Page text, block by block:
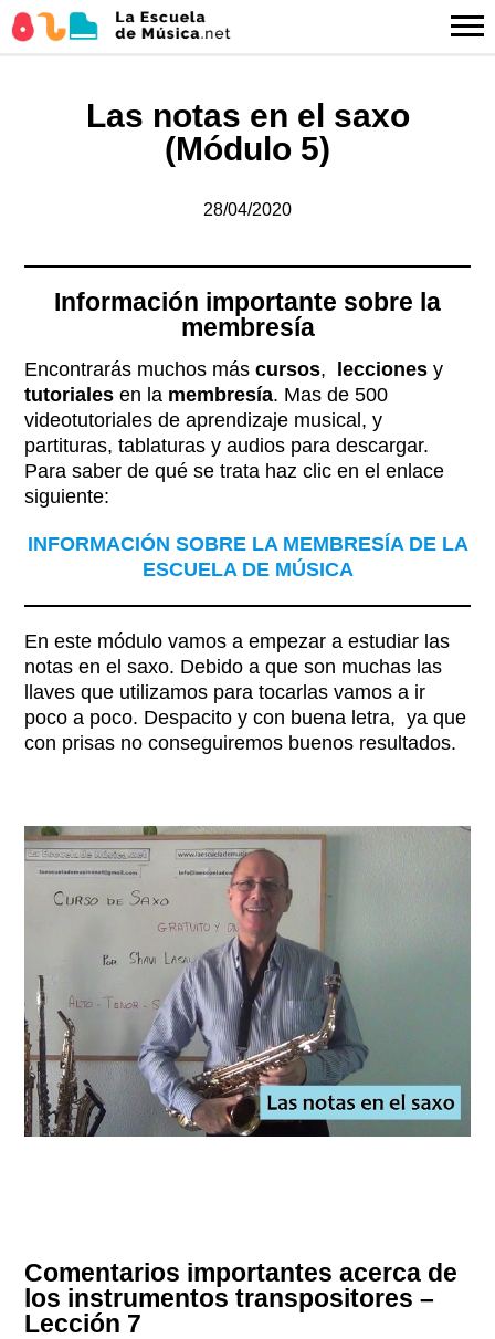
Las notas en el saxo
(Módulo 5)
28/04/2020
Información importante sobre la
membresía
Encontrarás muchos máscursos, leccionesy
tutorialesen la membresía. Mas de 500
videotutoriales de aprendizaje musical, y
partituras, tablaturas y audios para descargar.
Para saber de qué se trata haz clic en el enlace
siguiente:
INFORMACIÓN SOBRE LA MEMBRESÍA DE LA
ESCUELA DE MÚSICA
En este módulo vamos a empezar a estudiar las
notas en el saxo. Debido a que son muchas las
llaves que utilizamos para tocarlas vamos a ir
poco a poco. Despacito y con buena letra, ya que
con prisas no conseguiremos buenos resultados.
Comentarios importantes acerca de
los instrumentos transpositores –
Lección 7